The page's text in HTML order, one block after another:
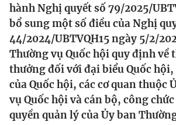
Thế giới
Tin tức
Thế giới đó đây
Câu chuyện quốc tế
Kinh tế
Tài chính
Thị trường
Góc doanh nghiệp
Dữ liệu và đời sống
Truyền hình
hành Nghị quyết số 79/2025/
bổ sung một số điều của Nghị
44/2024/UBTVQH15 ngày 5/2/
Thường vụ Quốc hội quy định về
thưởng đối với đại biểu Quốc hội,
của Quốc hội, các cơ quan thuộc
vụ Quốc hội và cán bộ, công
quyền quản lý của Ủy ban